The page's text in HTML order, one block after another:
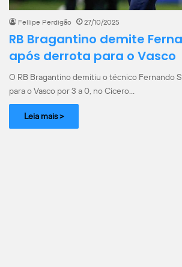
Fellipe Perdigão 27/10/2025
RB Bragantino demite
após derrota para o Vasco
O RB Bragantino demitiu o técnico Fernando
para o Vasco por 3 a 0, no Cicero…
Leia mais >